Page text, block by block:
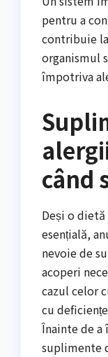
pentru a
contribuie
organismul
împotriva
când
Deși o
esențială,
nevoie de
acoperi
cazul celor
cu
Înainte de a
suplimente